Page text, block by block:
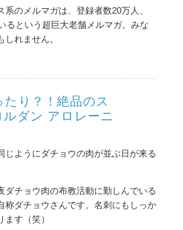
系のメルマガは、登録者数20万人、
るという超巨大老舗メルマガ。みな
れません。
り？！絶品のス
ダン アロレーニ
ようにダチョウの肉が並ぶ日が来る
チョウ肉の布教活動に勤しんでいる
称ダチョウさんです。名刺にもしっか
す（笑）